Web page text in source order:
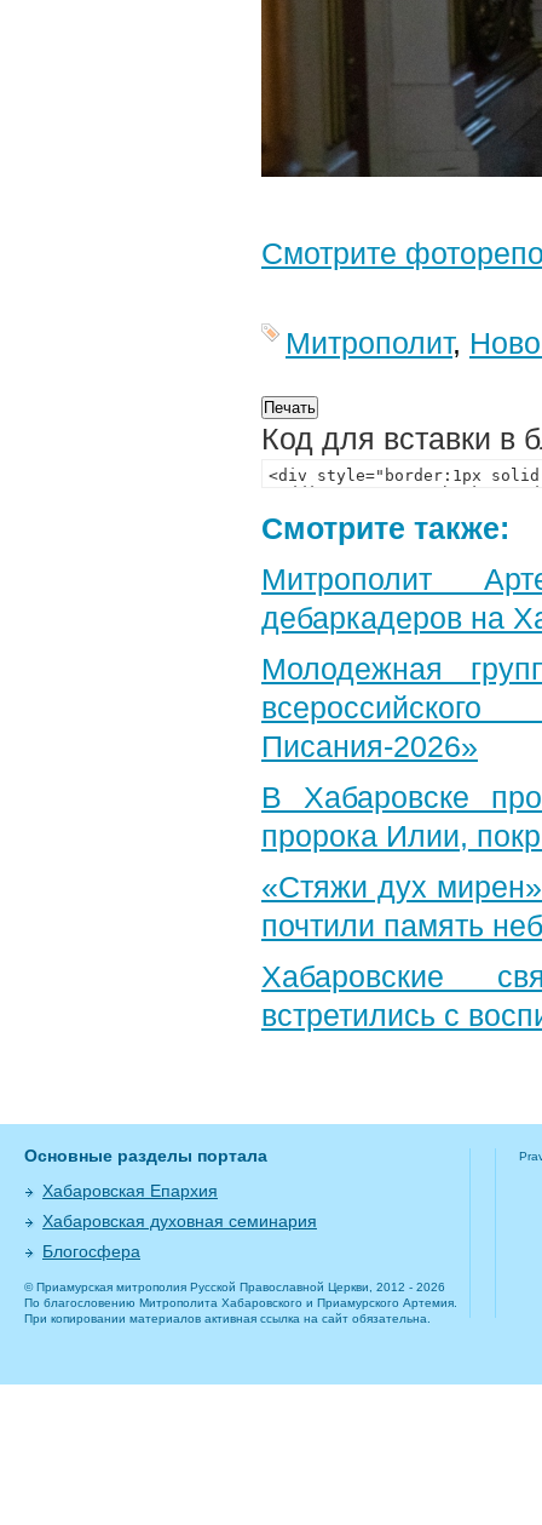
Смотрите
Митрополит,
Код для вставки в
Смотрите также:
Митрополит
дебаркадеров на
Молодежная
Писания-2026»
В Хабаровске
пророка Илии,
«Стяжи дух
почтили память
Хабаровские
встретились с
Основные разделы портала
Хабаровская Епархия
Хабаровская духовная семинария
Блогосфера
© Приамурская митрополия Русской Православной Церкви, 2012 - 2026
По благословению Митрополита Хабаровского и Приамурского Артемия.
При копировании материалов активная ссылка на сайт обязательна.